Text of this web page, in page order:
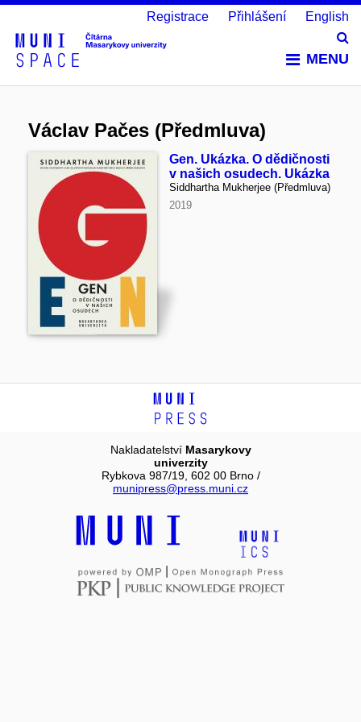
MENU
Registrace Přihlášení English
Václav Pačes (Předmluva)
Gen. Ukázka. O dědičnosti
v našich osudech. Ukázka
Siddhartha Mukherjee (Předmluva)
2019
Nakladatelství Masarykovy
univerzity
Rybkova 987/19, 602 00 Brno /
munipress@press.muni.cz